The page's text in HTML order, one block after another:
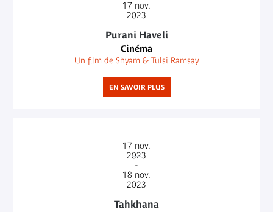
17 nov.
2023
Purani Haveli
Cinéma
Un film de Shyam & Tulsi Ramsay
EN SAVOIR PLUS
17 nov.
2023
-
18 nov.
2023
Tahkhana